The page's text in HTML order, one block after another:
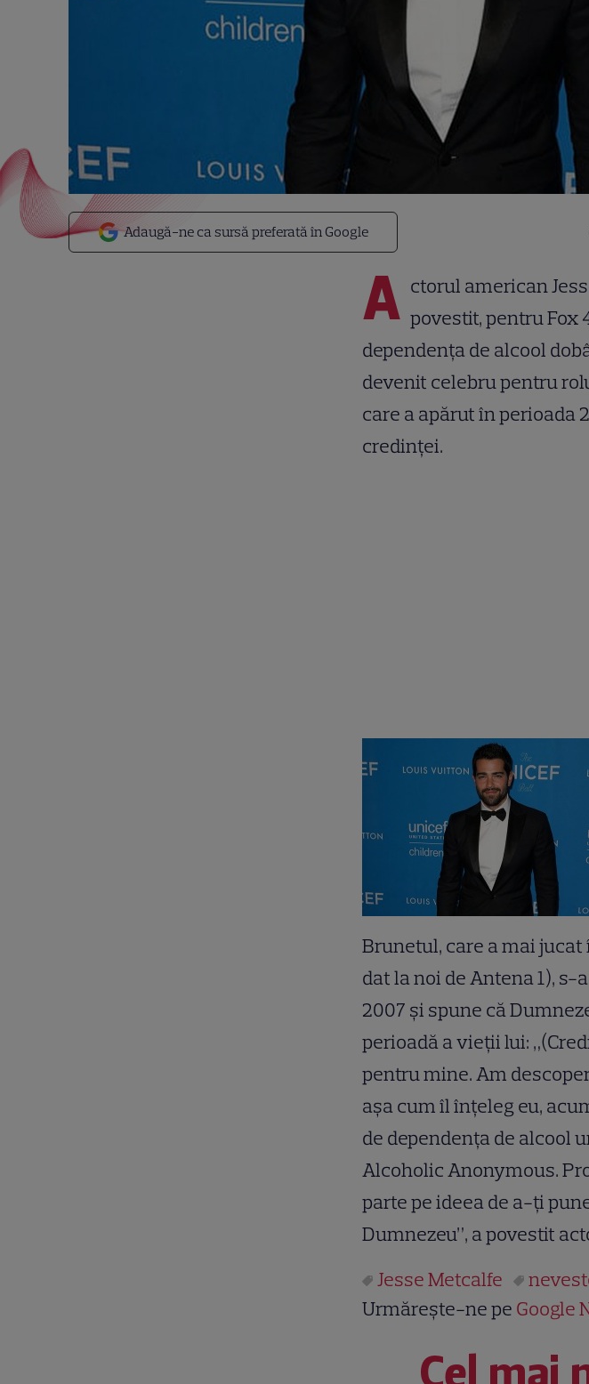
Adaugă-ne ca sursă preferată în Google
A ctorul american
povestit, pentru Fox
dependenţa de alcool
devenit celebru pentru
care a apărut în perioada
credinţei.
Brunetul, care a mai jucat
dat la noi de Antena 1),
2007 şi spune că
perioadă a vieţii lui:
pentru mine. Am
aşa cum îl înţeleg eu,
de dependenţa de alcool
Alcoholic Anonymous.
parte pe ideea de a-ţi
Dumnezeu”, a povestit
Jesse Metcalfe
Urmărește-ne pe Google
Cel mai